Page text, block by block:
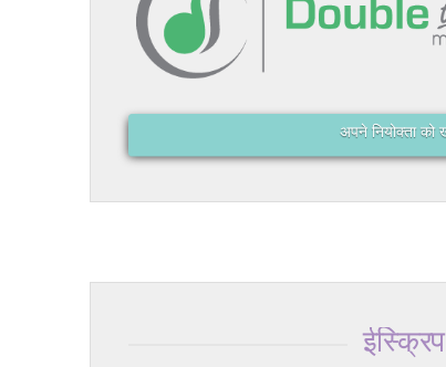
अपने नियोक्ता को
ईस्क्रिप